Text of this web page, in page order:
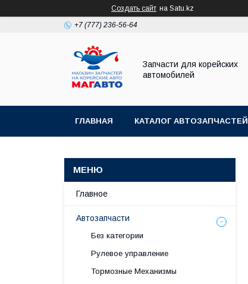
Создать сайт на Satu.kz
+7 (777) 236-56-64
Запчасти для корейских
автомобилей
ГЛАВНАЯ КАТАЛОГ АВТОЗАПЧАСТЕЙ
Главное
Автозапчасти
Без категории
Рулевое управление
Тормозные Механизмы